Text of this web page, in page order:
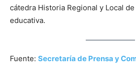
cátedra Historia Regional y Local
educativa.
Fuente: Secretaría de Prensa y